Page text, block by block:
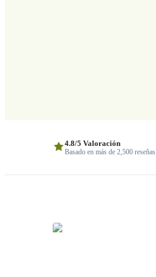
4.8/5 Valoración
Basado en más de 2,500 reseñas